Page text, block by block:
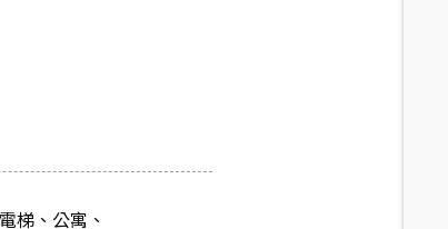
梯、公寓、